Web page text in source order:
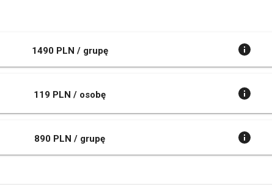
1490 PLN / grupę
119 PLN / osobę
890 PLN / grupę